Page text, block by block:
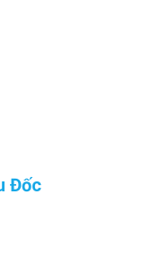
Đốc